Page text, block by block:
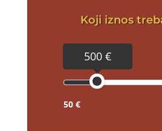
Koji iznos
500 €
50 €